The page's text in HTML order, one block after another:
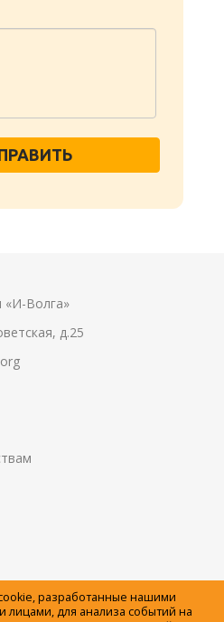
«И-Волга»
д.25
отношении обработки
разработанные нашими
лицами, для анализа событий на